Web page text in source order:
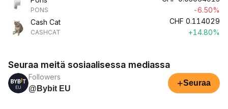
PONS
-6.50%
Cash Cat
CASHCAT
CHF 0.114029
+14.80%
Seuraa meitä sosiaalisessa mediassa
Followers
@Bybit EU
+Seuraa